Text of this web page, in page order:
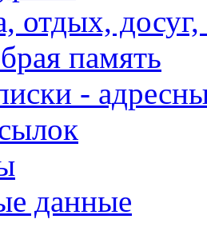
отдых,
память
-
данные